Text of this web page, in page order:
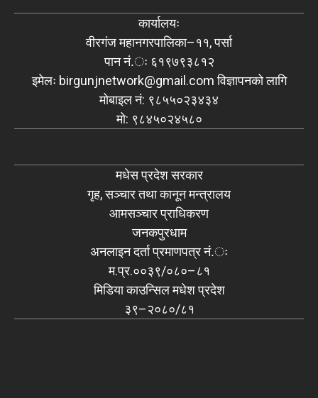
कार्यालयः
वीरगंज महानगरपालिका–११, पर्सा
पान नं.ः ६१९७९३८१२
इमेलः birgunjnetwork@gmail.comविज्ञापनको लागि
मोबाइल नं: ९८५५०२३४३४
मो: ९८४५०२४५८०
मधेस प्रदेश सरकार
गृह, सञ्चार तथा कानून मन्त्रालय
आमसञ्चार प्राधिकरण
जनकपुरधाम
अनलाइन दर्ता प्रमाणपत्र नं.ः
म.प्र.००३९/०८०–८१
मिडिया काउन्सिल मधेश प्रदेश
३९–२०८०/८१